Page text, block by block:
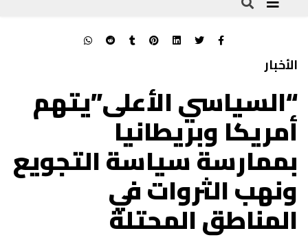
الأخبار
“السياسي الأعلى”يتهم
أمريكا وبريطانيا
بممارسة سياسة التجويع
ونهب الثروات في
المناطق المحتلة